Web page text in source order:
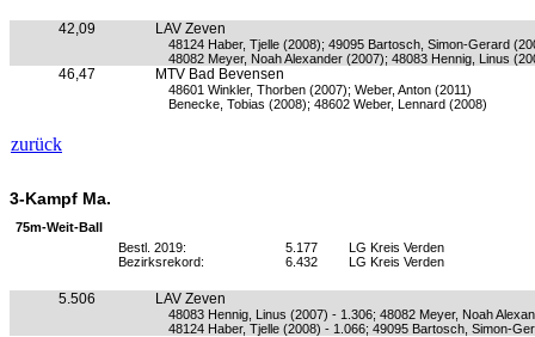
42,09 LAV Zeven
48124 Haber, Tjelle (2008); 49095 Bartosch, Simon-Gerard
48082 Meyer, Noah Alexander (2007); 48083 Hennig, Linus
46,47 MTV Bad Bevensen
48601 Winkler, Thorben (2007); Weber, Anton (2011)
Benecke, Tobias (2008); 48602 Weber, Lennard (2008)
zurück
3-Kampf Ma.
75m-Weit-Ball
Bestl. 2019:
5.177
LG Kreis Verden
Bezirksrekord:
6.432 LG Kreis Verden
5.506 LAV Zeven
48083 Hennig, Linus (2007) - 1.306; 48082 Meyer, Noah
48124 Haber, Tjelle (2008) - 1.066; 49095 Bartosch, Simon-